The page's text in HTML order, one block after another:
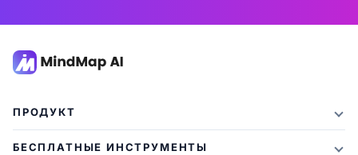
ПРОДУКТ
Функции
БЕСПЛАТНЫЕ ИНСТРУМЕНТЫ